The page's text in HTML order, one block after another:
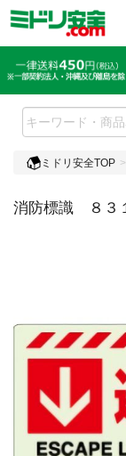
ミドリ安全TOP
消防標識 ８３